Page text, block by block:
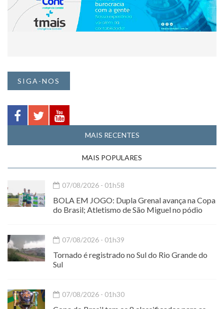
SIGA-NOS
MAIS RECENTES
MAIS POPULARES
07/08/2026 - 01h58
BOLA EM JOGO: Dupla Grenal avança na Copa
do Brasil; Atletismo de São Miguel no pódio
07/08/2026 - 01h39
Tornado é registrado no Sul do Rio Grande do
Sul
07/08/2026 - 01h30